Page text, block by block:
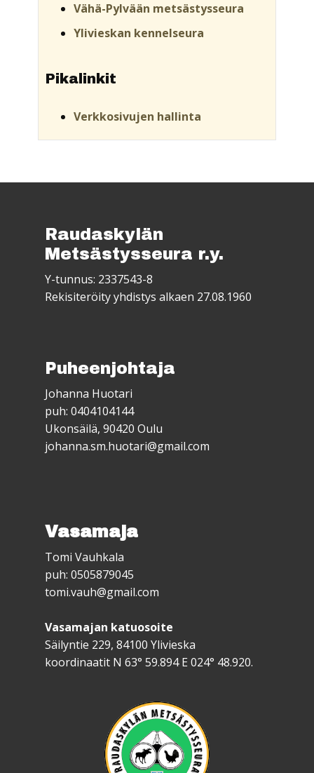
Vähä-Pylvään metsästysseura
Ylivieskan kennelseura
Pikalinkit
Verkkosivujen hallinta
Raudaskylän
Metsästysseura r.y.
Y-tunnus: 2337543-8
Rekisiteröity yhdistys alkaen 27.08.1960
Puheenjohtaja
Johanna Huotari
puh: 0404104144
Ukonsäilä, 90420 Oulu
johanna.sm.huotari@gmail.com
Vasamaja
Tomi Vauhkala
puh: 0505879045
tomi.vauh@gmail.com
Vasamajan katuosoite
Säilyntie 229, 84100 Ylivieska
koordinaatit N 63° 59.894 E 024° 48.920.